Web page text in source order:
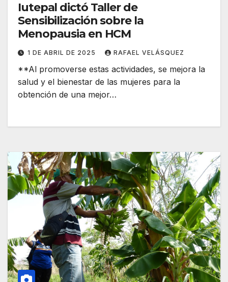
Iutepal dictó Taller de
Sensibilización sobre la
Menopausia en HCM
1 DE ABRIL DE 2025 RAFAEL VELÁSQUEZ
**Al promoverse estas actividades, se mejora la
salud y el bienestar de las mujeres para la
obtención de una mejor…